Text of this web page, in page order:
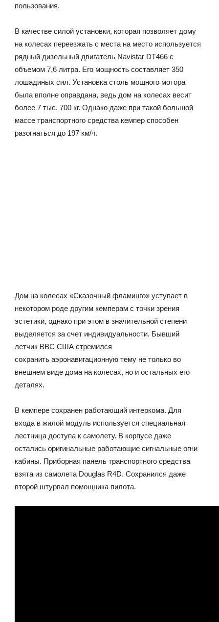
пользования.
В качестве силой установки, которая позволяет дому
на колесах переезжать с места на место используется
рядный дизельный двигатель Navistar DT466 с
объемом 7,6 литра. Его мощность составляет 350
лошадиных сил. Установка столь мощного мотора
была вполне оправдана, ведь дом на колесах весит
более 7 тыс. 700 кг. Однако даже при такой большой
массе транспортного средства кемпер способен
разогнаться до 197 км/ч.
Дом на колесах «Сказочный фламинго» уступает в
некотором роде другим кемперам с точки зрения
эстетики, однако при этом в значительной степени
выделяется за счет индивидуальности. Бывший
летчик ВВС США стремился
сохранить аэронавигационную тему не только во
внешнем виде дома на колесах, но и остальных его
деталях.
В кемпере сохранен работающий интеркома. Для
входа в жилой модуль используется специальная
лестница доступа к самолету. В корпусе даже
остались оригинальные работающие сигнальные огни
кабины. Приборная панель транспортного средства
взята из самолета Douglas R4D. Сохранился даже
второй штурвал помощника пилота.